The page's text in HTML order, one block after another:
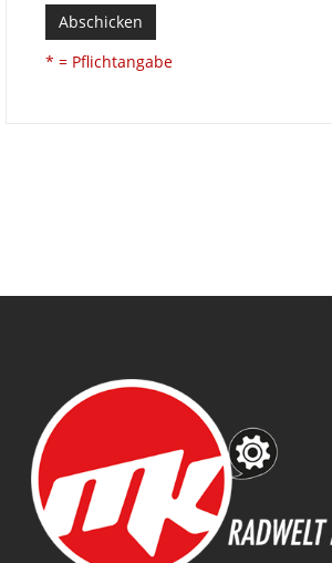
Abschicken
* = Pflichtangabe